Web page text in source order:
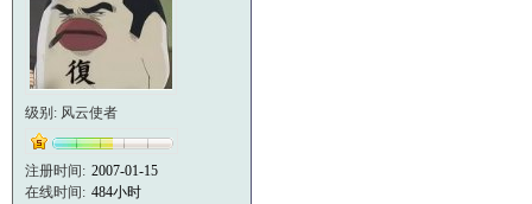
级别: 风云使者
注册时间: 2007-01-15
在线时间: 484小时